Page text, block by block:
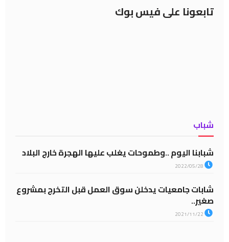
تابعونا على فيس بوك
شباب
شبابنا اليوم ..وطموحات يغلب عليها الهجرة خارج البلاد
شابات جامعيات يدخلن سوق العمل قبل التخرج بمشروع
صغير..